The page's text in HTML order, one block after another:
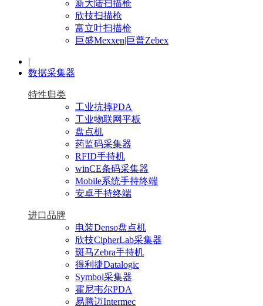
新大陆扫描枪
欣技扫描枪
富立叶扫描枪
巨盛Mexxen|巨普Zebex
|
数据采集器
特性归类
工业抗摔PDA
工业物联网平板
盘点机
药监码采集器
RFID手持机
winCE条码采集器
Mobile系统手持终端
安卓手持终端
进口品牌
电装Denso盘点机
欣技CipherLab采集器
斑马Zebra手持机
得利捷Datalogic
Symbol采集器
霍尼韦尔PDA
易腾迈Intermec